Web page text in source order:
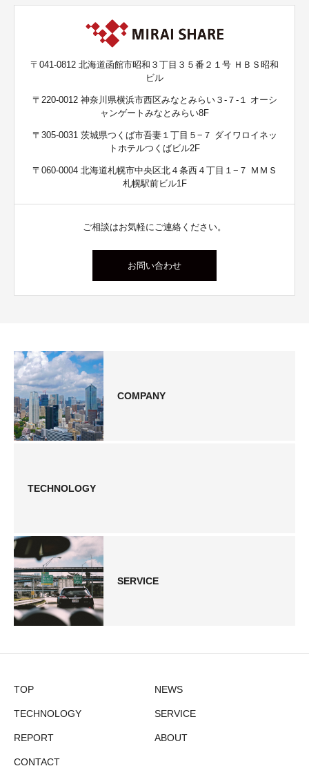
〒041-0812 北海道函館市昭和３丁目３５番２１号 ＨＢＳ昭和
ビル
〒220-0012 神奈川県横浜市西区みなとみらい３-７-１ オーシ
ャンゲートみなとみらい8F
〒305-0031 茨城県つくば市吾妻１丁目５−７ ダイワロイネッ
トホテルつくばビル2F
〒060-0004 北海道札幌市中央区北４条西４丁目１−７ ＭＭＳ
札幌駅前ビル1F
ご相談はお気軽にご連絡ください。
お問い合わせ
COMPANY
TECHNOLOGY
SERVICE
TOP NEWS
TECHNOLOGY SERVICE
REPORT ABOUT
CONTACT